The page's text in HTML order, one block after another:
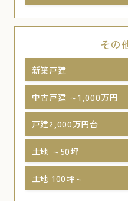
その
新築戸建
中古戸建 ～1,000万円
戸建2,000万円台
土地 ～50坪
土地 100坪～